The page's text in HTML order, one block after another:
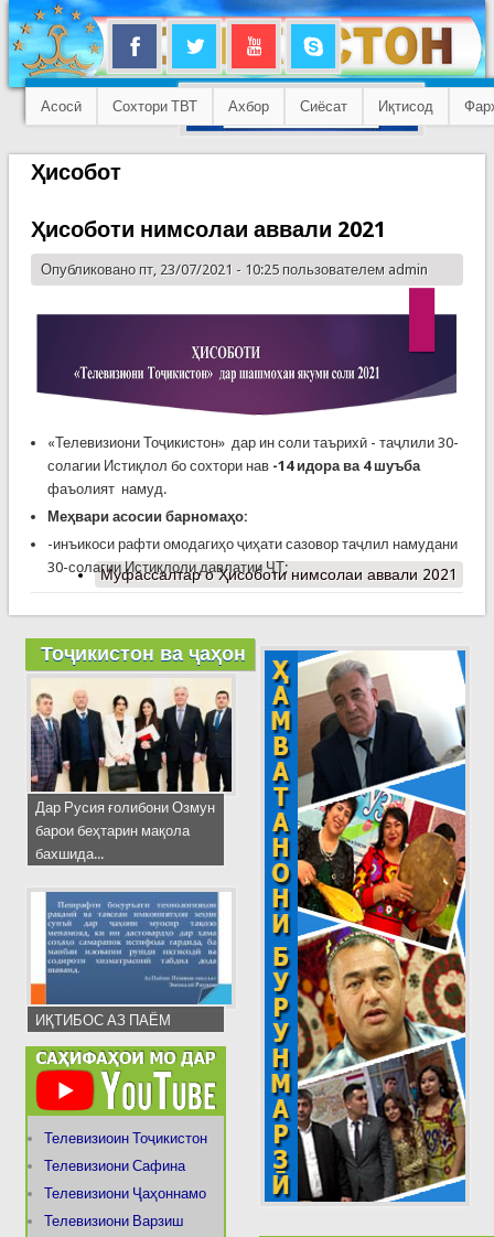
Асосӣ Сохтори ТВТ Ахбор Сиёсат Иқтисод
Ҳисобот
Ҳисоботи нимсолаи аввали 2021
Опубликовано пт, 23/07/2021 - 10:25 пользователем admin
«Телевизиони Тоҷикистон» дар ин соли таърихӣ - таҷлили 30-
солагии Истиқлол бо сохтори нав -14 идора ва 4 шуъба
фаъолият намуд.
Меҳвари асосии барномаҳо:
-инъикоси рафти омодагиҳо ҷиҳати сазовор таҷлил намудани
30-солагии Истиқлоли давлатии ҶТ;
Муфассалтаро Ҳисоботи нимсолаи аввали 2021
Тоҷикистон ва ҷаҳон
Дар Русия ғолибони Озмун
барои беҳтарин мақола
бахшида...
ИҚТИБОС АЗ ПАЁМ
Телевизиоин Тоҷикистон
Телевизиони Сафина
Телевизиони Ҷаҳоннамо
Телевизиони Варзиш